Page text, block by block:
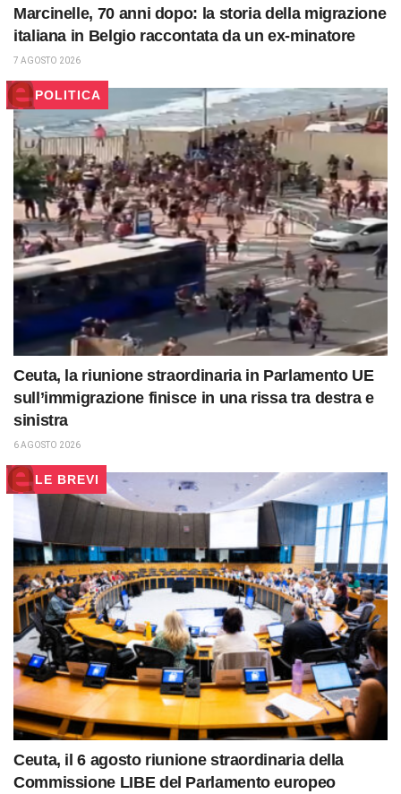
Marcinelle, 70 anni dopo: la storia della migrazione
italiana in Belgio raccontata da un ex-minatore
7 AGOSTO 2026
POLITICA
Ceuta, la riunione straordinaria in Parlamento UE
sull’immigrazione finisce in una rissa tra destra e
sinistra
6 AGOSTO 2026
LE BREVI
Ceuta, il 6 agosto riunione straordinaria della
Commissione LIBE del Parlamento europeo